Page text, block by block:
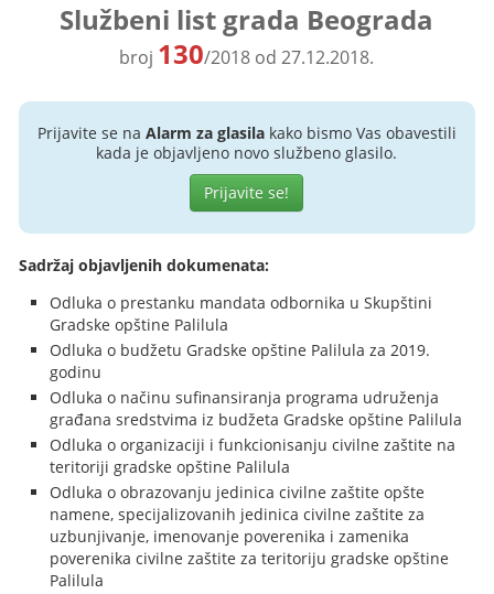
Službeni list grada Beograda
broj 130/2018 od 27.12.2018.
Prijavite se na Alarm za glasilakako bismo Vas obavestili
kada je objavljeno novo službeno glasilo.
Prijavite se!
Sadržaj objavljenih dokumenata:
Odluka o prestanku mandata odbornika u Skupštini
Gradske opštine Palilula
Odluka o budžetu Gradske opštine Palilula za 2019.
godinu
Odluka o načinu sufinansiranja programa udruženja
građana sredstvima iz budžeta Gradske opštine Palilula
Odluka o organizaciji i funkcionisanju civilne zaštite na
teritoriji gradske opštine Palilula
Odluka o obrazovanju jedinica civilne zaštite opšte
namene, specijalizovanih jedinica civilne zaštite za
uzbunjivanje, imenovanje poverenika i zamenika
poverenika civilne zaštite za teritoriju gradske opštine
Palilula